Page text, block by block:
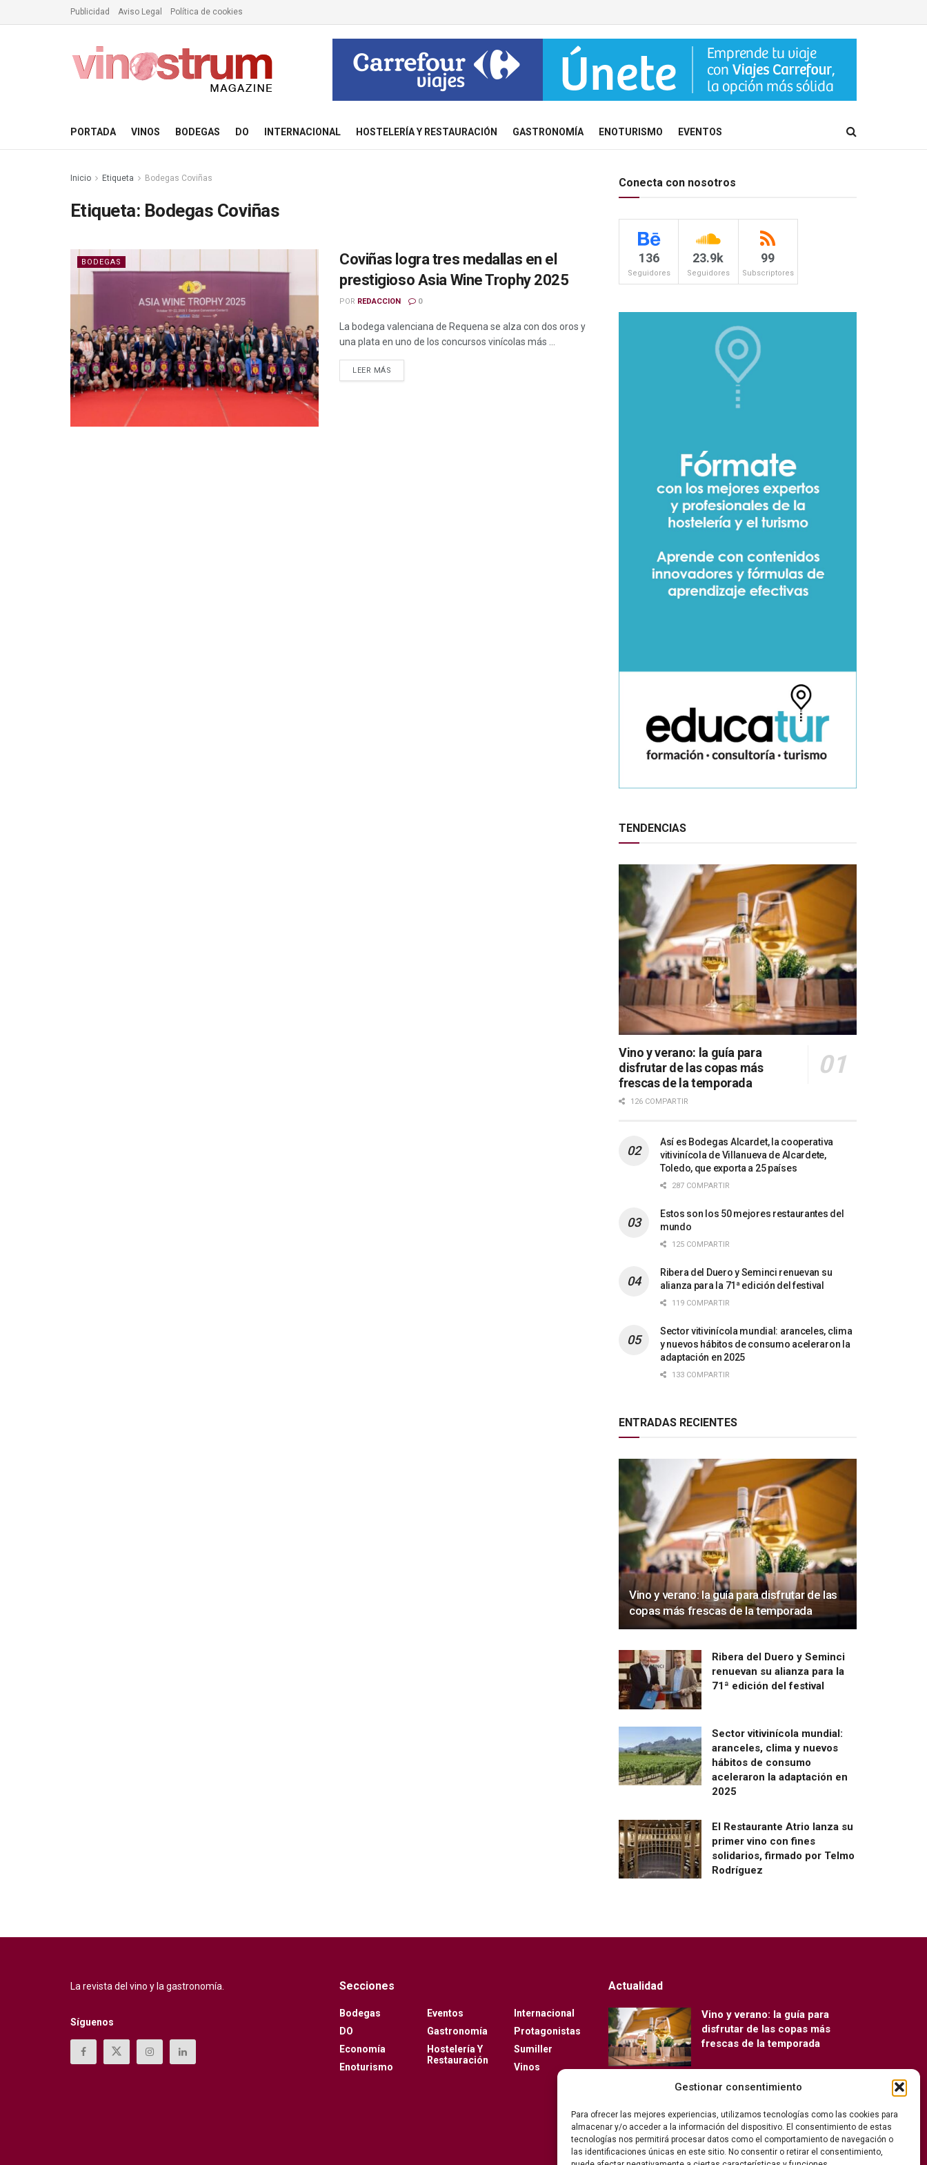
Gestionar consentimiento
Para ofrecer las mejores experiencias, utilizamos tecnologías como las cookies para
almacenar y/o acceder a la información del dispositivo. El consentimiento de estas
tecnologías nos permitirá procesar datos como el comportamiento de navegación o
las identificaciones únicas en este sitio. No consentir o retirar el consentimiento,
Publicidad Aviso Legal Política de cookies
PORTADA VINOS BODEGAS DO INTERNACIONAL HOSTELERÍA Y RESTAURACIÓN GASTRONOMÍA ENOTURISMO EVENTOS
Inicio Etiqueta Bodegas Coviñas
Etiqueta: Bodegas Coviñas
BODEGAS
Coviñas logra tres medallas en el
prestigioso Asia Wine Trophy 2025
POR REDACCION 0
La bodega valenciana de Requena se alza con dos oros y
una plata en uno de los concursos vinícolas más ...
LEER MÁS
Conecta con nosotros
136
Seguidores
23.9k
Seguidores
99
Subscriptores
TENDENCIAS
Vino y verano: la guía para
disfrutar de las copas más
frescas de la temporada
126 COMPARTIR
Así es Bodegas Alcardet, la cooperativa
vitivinícola de Villanueva de Alcardete,
Toledo, que exporta a 25 países
287 COMPARTIR
Estos son los 50 mejores restaurantes del
mundo
125 COMPARTIR
Ribera del Duero y Seminci renuevan su
alianza para la 71ª edición del festival
119 COMPARTIR
Sector vitivinícola mundial: aranceles, clima
y nuevos hábitos de consumo aceleraron la
adaptación en 2025
133 COMPARTIR
ENTRADAS RECIENTES
Vino y verano: la guía para disfrutar de las
copas más frescas de la temporada
Ribera del Duero y Seminci
renuevan su alianza para la
71ª edición del festival
Sector vitivinícola mundial:
aranceles, clima y nuevos
hábitos de consumo
aceleraron la adaptación en
2025
El Restaurante Atrio lanza su
primer vino con fines
solidarios, firmado por Telmo
Rodríguez
La revista del vino y la gastronomía.
Síguenos
Secciones
Bodegas
DO
Economía
Enoturismo
Eventos
Gastronomía
Hostelería Y
Restauración
Internacional
Protagonistas
Sumiller
Vinos
Actualidad
Vino y verano: la guía para
disfrutar de las copas más
frescas de la temporada
Ribera del Duero y Seminci
edición del festival